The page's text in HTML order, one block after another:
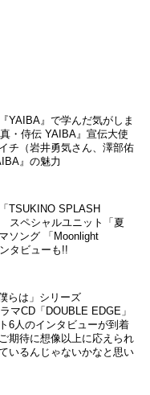
YAIBA』で学んだ気がしま
・侍伝 YAIBA』宣伝大使
チ（岩井勇気さん、澤部佑
』の魅力
TSUKINO SPLASH
スペシャルユニット「夏
ソング 「Moonlight
タビューも!!
らは」シリーズ
マCD「DOUBLE EDGE」
6人のインタビューが到着
期待に想像以上に応えられ
いるんじゃないかなと思い